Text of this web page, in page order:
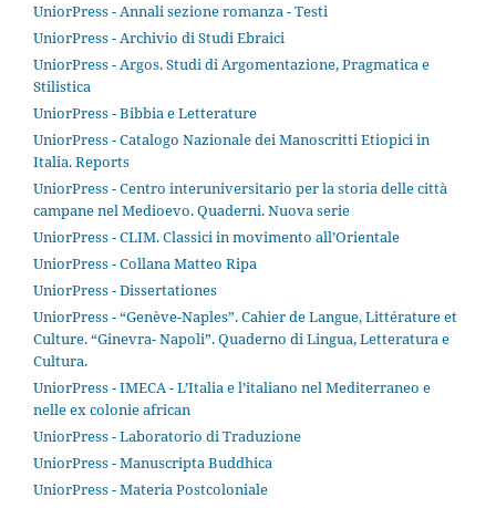
UniorPress - Annali sezione romanza - Testi
UniorPress - Archivio di Studi Ebraici
UniorPress - Argos. Studi di Argomentazione, Pragmatica e
Stilistica
UniorPress - Bibbia e Letterature
UniorPress - Catalogo Nazionale dei Manoscritti Etiopici in
Italia. Reports
UniorPress - Centro interuniversitario per la storia delle città
campane nel Medioevo. Quaderni. Nuova serie
UniorPress - CLIM. Classici in movimento all’Orientale
UniorPress - Collana Matteo Ripa
UniorPress - Dissertationes
UniorPress - “Genève-Naples”. Cahier de Langue, Littérature et
Culture. “Ginevra- Napoli”. Quaderno di Lingua, Letteratura e
Cultura.
UniorPress - IMECA - L’Italia e l’italiano nel Mediterraneo e
nelle ex colonie african
UniorPress - Laboratorio di Traduzione
UniorPress - Manuscripta Buddhica
UniorPress - Materia Postcoloniale